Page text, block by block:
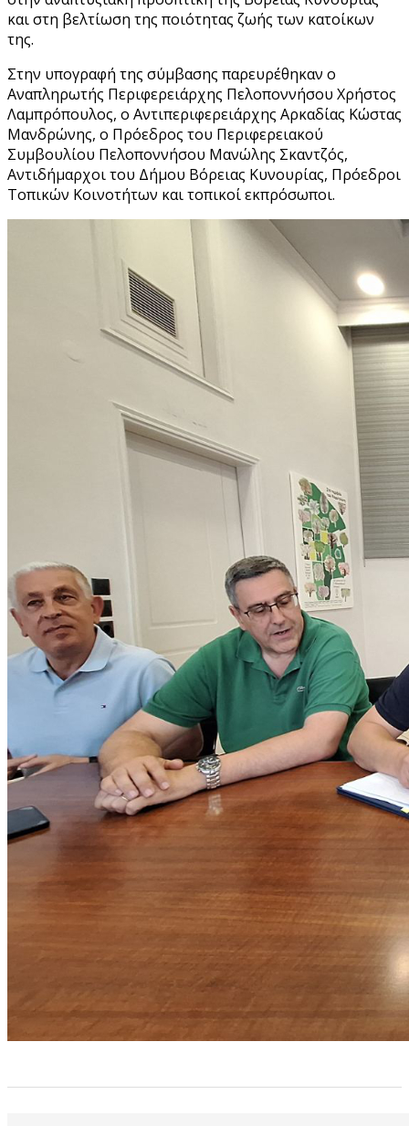
και στη βελτίωση της ποιότητας ζωής των κατοίκων
της.
Στην υπογραφή της σύμβασης παρευρέθηκαν ο
Αναπληρωτής Περιφερειάρχης Πελοποννήσου Χρήστος
Λαμπρόπουλος, ο Αντιπεριφερειάρχης Αρκαδίας Κώστας
Μανδρώνης, ο Πρόεδρος του Περιφερειακού
Συμβουλίου Πελοποννήσου Μανώλης Σκαντζός,
Αντιδήμαρχοι του Δήμου Βόρειας Κυνουρίας, Πρόεδροι
Τοπικών Κοινοτήτων και τοπικοί εκπρόσωποι.